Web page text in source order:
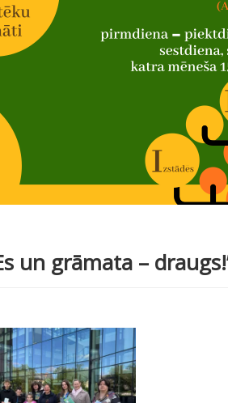
un grāmata –